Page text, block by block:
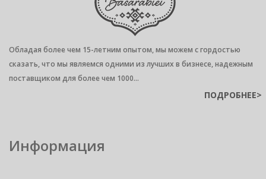
Обладая более чем 15-летним опытом, мы можем с гордостью
сказать, что мы являемся одними из лучших в бизнесе, надежным
поставщиком для более чем 1000...
ПОДРОБНЕЕ>
Информация